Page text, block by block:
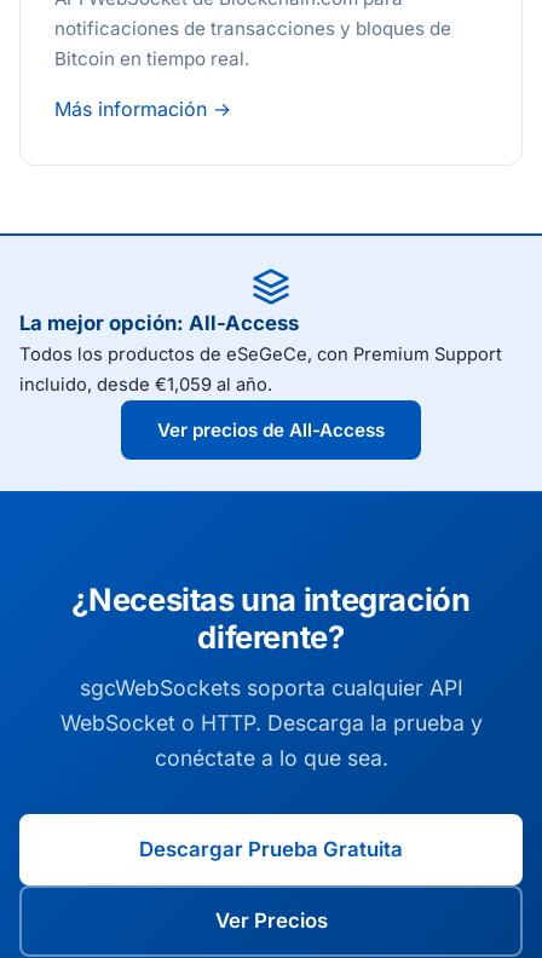
notificaciones de transacciones y bloques de
Bitcoin en tiempo real.
Más información →
La mejor opción: All-Access
Todos los productos de eSeGeCe, con Premium Support
incluido, desde €1,059 al año.
Ver precios de All-Access
¿Necesitas una integración
diferente?
sgcWebSockets soporta cualquier API
WebSocket o HTTP. Descarga la prueba y
conéctate a lo que sea.
Descargar Prueba Gratuita
Ver Precios